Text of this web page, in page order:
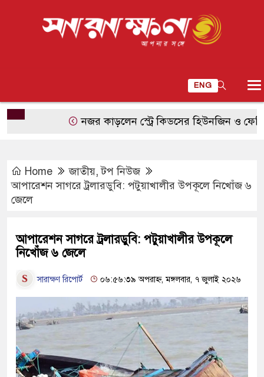
ENG
নজর কাড়লেন স্ট্রে কিডসের হিউনজিন ও ফেলিক্স,
Home জাতীয়,টপ নিউজ
আপারেশন সাগরে ট্রলারডুবি: পটুয়াখালীর উপকূলে নিখোঁজ ৬
জেলে
আপারেশন সাগরে ট্রলারডুবি: পটুয়াখালীর উপকূলে
নিখোঁজ ৬ জেলে
সারাক্ষণ রিপোর্ট ০৬:৫৬:৩৯ অপরাহ্ন, মঙ্গলবার, ৭ জুলাই ২০২৬